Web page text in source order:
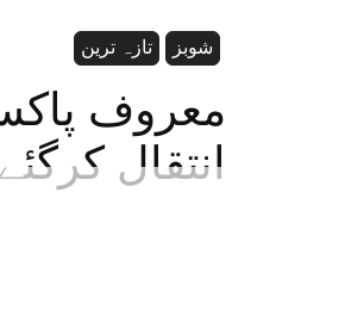
تازہ ترین شوبز
معروف
انتقال کرگئے